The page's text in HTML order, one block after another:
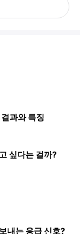
과와 특징
싶다는 걸까?
내는 응급 신호?